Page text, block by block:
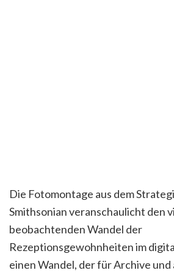
Die Fotomontage aus dem
Smithsonian veranschaulicht den
beobachtenden Wandel der
Rezeptionsgewohnheiten im
einen Wandel, der für Archive